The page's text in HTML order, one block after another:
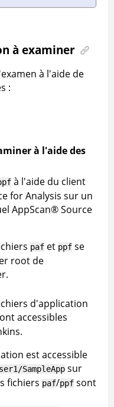
à examiner
à l'aide de
:
à l'aide des
à l'aide du client
for Analysis sur un
AppScan®Source
paf et ppf se
root de
d'application
accessibles
est accessible
SampleApp sur
fichiers paf/ppf sont